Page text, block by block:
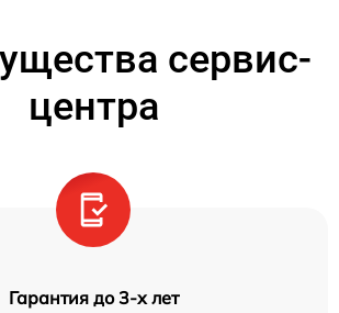
сервис-
центра
Гарантия до 3-х лет